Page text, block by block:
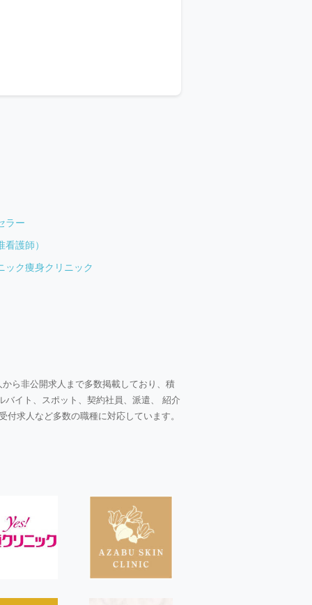
ラー
護師）
ック痩身クリニック
ら非公開求人まで多数掲載しており、積
イト、スポット、契約社員、派遣、 紹介
付求人など多数の職種に対応しています。